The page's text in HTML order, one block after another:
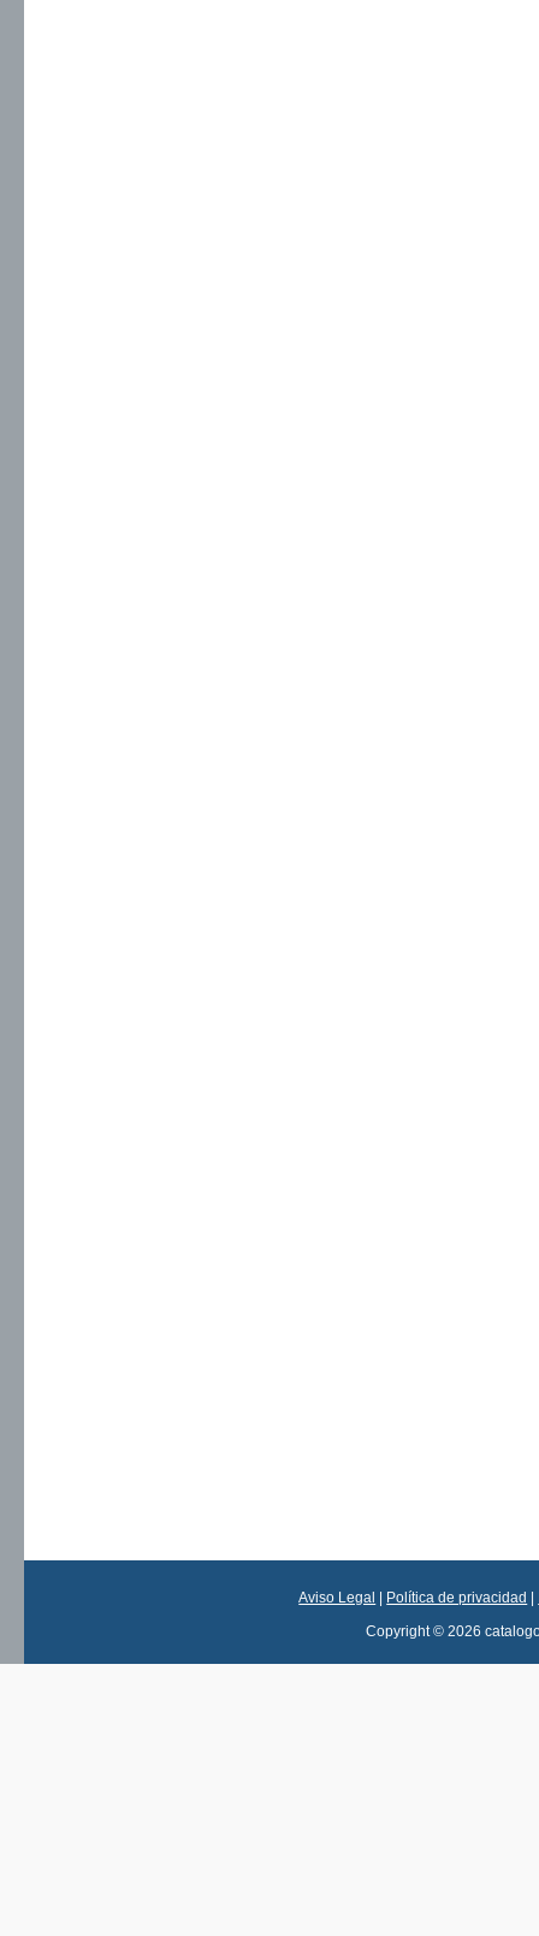
Aviso Legal Política de privacidad
Copyright © 2026